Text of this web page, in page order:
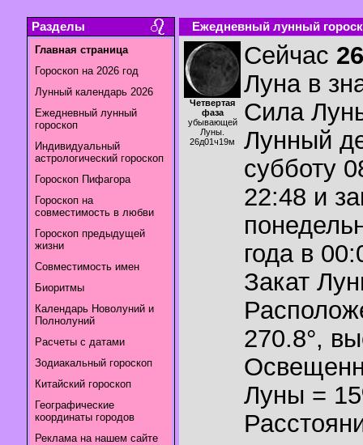
Разделы
Главная страница
Гороскоп на 2026 год
Лунный календарь 2026
Ежедневный лунный
гороскоп
Индивидуальный
астрологический гороскоп
Гороскоп Пифагора
Гороскоп на
совместимость в любви
Гороскоп предыдущей
жизни
Совместимость имен
Биоритмы
Календарь Новолуний и
Полнолуний
Расчеты с датами
Зодиакальный гороскоп
Китайский гороскоп
Географические
координаты городов
Реклама на нашем сайте
Ежедневный лунный
Четвертая
фаза
убывающей
Луны.
26д01ч19м
Сейчас
Луна в
Сила
Лунный
субботу
22:48 и
года в
Закат
270.8°,
Луны =